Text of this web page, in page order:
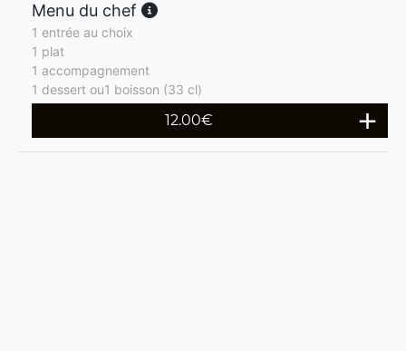
Menu du chef
1 entrée au choix
1 plat
1 accompagnement
1 dessert ou1 boisson (33 cl)
12.00€